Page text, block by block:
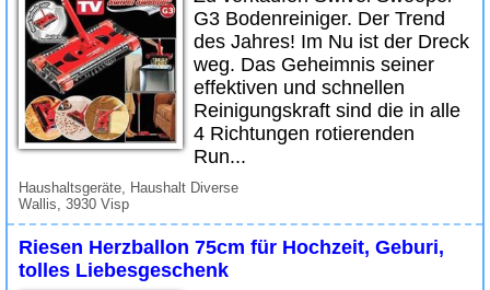
G3 Bodenreiniger. Der Trend
des Jahres! Im Nu ist der Dreck
weg. Das Geheimnis seiner
effektiven und schnellen
Reinigungskraft sind die in alle
4 Richtungen rotierenden
Run...
Haushaltsgeräte, Haushalt Diverse
Wallis, 3930 Visp
Riesen Herzballon 75cm für Hochzeit, Geburi,
tolles Liebesgeschenk